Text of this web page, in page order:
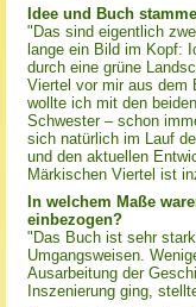
Idee und Buch
"Das sind eigentlich
lange ein Bild im Kopf:
durch eine grüne
Viertel vor mir aus dem
wollte ich mit den
Schwester – schon
sich natürlich im Lauf
und den aktuellen
Märkischen Viertel ist
In welchem Maße
einbezogen?
"Das Buch ist sehr
Umgangsweisen.
Ausarbeitung der
Inszenierung ging,